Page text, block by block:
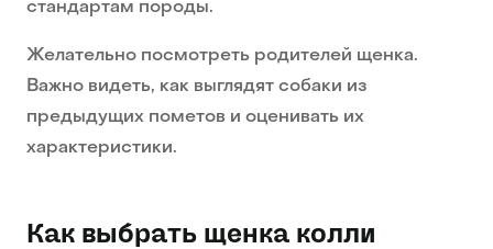
стандартам породы.
Желательно посмотреть родителей щенка.
Важно видеть, как выглядят собаки из
предыдущих пометов и оценивать их
характеристики.
Как выбрать щенка колли